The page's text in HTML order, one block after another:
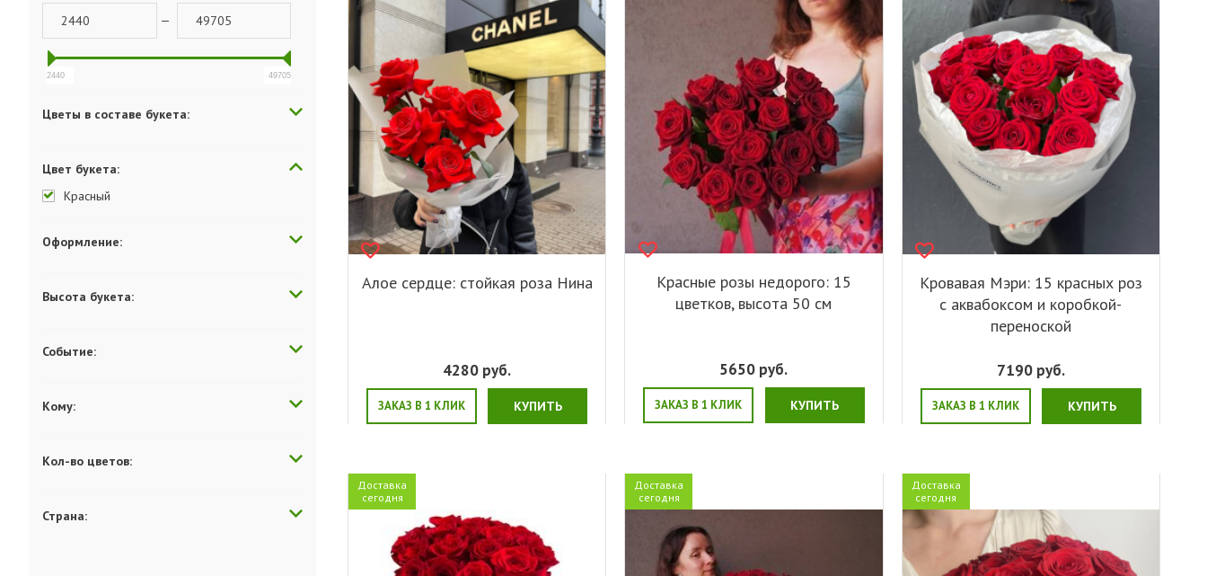
—
2440 49705
Цветы в составе букета:
Цвет букета:
Красный
Оформление:
Высота букета:
Событие:
Кому:
Кол-во цветов:
Страна:
Алое сердце: стойкая роза Нина
4280 руб.
ЗАКАЗ В 1 КЛИК КУПИТЬ
Красные розы недорого: 15
цветков, высота 50 см
5650 руб.
ЗАКАЗ В 1 КЛИК КУПИТЬ
Кровавая Мэри: 15 красных роз
с аквабоксом и коробкой-
переноской
7190руб.
ЗАКАЗ В 1 КЛИК КУПИТЬ
Доставка
сегодня
Доставка
сегодня
Доставка
сегодня